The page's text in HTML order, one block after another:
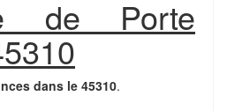
de Porte
dans le 45310.